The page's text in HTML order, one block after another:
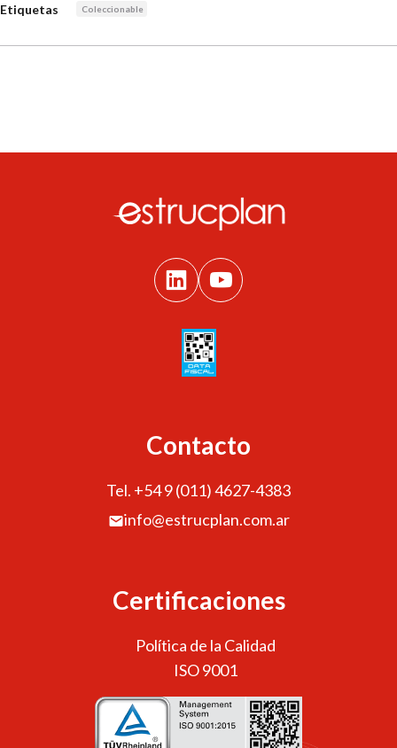
Etiquetas Coleccionable
Contacto
Tel. +54 9 (011) 4627-4383
info@estrucplan.com.ar
Certificaciones
Política de la Calidad
ISO 9001